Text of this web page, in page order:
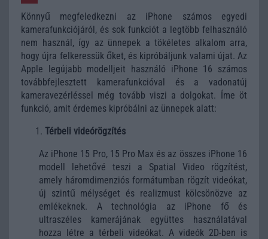
Könnyű megfeledkezni az ‌iPhone‌ számos egyedi
kamerafunkciójáról, és sok funkciót a legtöbb felhasználó
nem használ, így az ünnepek a tökéletes alkalom arra,
hogy újra felkeressük őket, és kipróbáljunk valami újat. Az
Apple legújabb modelljeit használó iPhone 16 számos
továbbfejlesztett kamerafunkcióval és a vadonatúj
kameravezérléssel még tovább viszi a dolgokat. Íme öt
funkció, amit érdemes kipróbálni az ünnepek alatt:
Térbeli videórögzítés
Az iPhone 15 Pro, 15 Pro Max és az összes iPhone 16
modell lehetővé teszi a Spatial Video rögzítést,
amely háromdimenziós formátumban rögzít videókat,
új szintű mélységet és realizmust kölcsönözve az
emlékeknek. A technológia az iPhone fő és
ultraszéles kamerájának együttes használatával
hozza létre a térbeli videókat. A videók 2D-ben is